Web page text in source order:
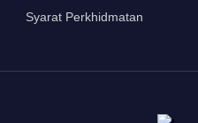
Syarat Perkhidmatan